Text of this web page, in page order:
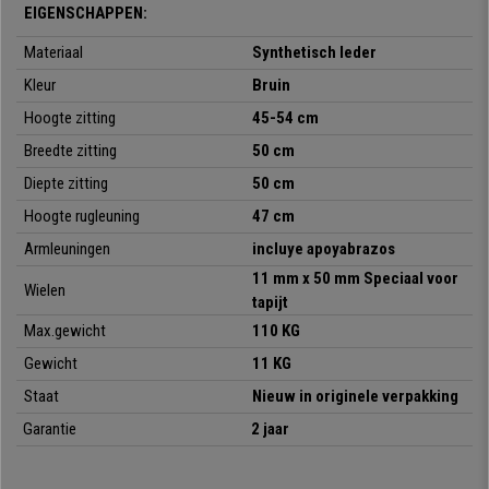
houden en dankzij zijn stevige rugleuning, met zijdelingse verstevigingen.
Hij is bekleed met
hoogwaardig, gemakkelijk schoon te maken
synthetisch leder.
Deze geweldige aanbieding enkel op bureaustoelpro zolang de voorraad
strekt.
•Metalen structuur
• Onderhoudsvriendelijk
• Design metalen armleuningen
•Bekleed met leder
EIGENSCHAPPEN:
Materiaal
Synthetisch leder
Kleur
Bruin
Hoogte zitting
45-54 cm
Breedte zitting
50 cm
Diepte zitting
50 cm
Hoogte rugleuning
47 cm
Armleuningen
incluye apoyabrazos
Wielen
11 mm x 50 mm Speciaal voor
tapijt
Max.gewicht
11 0 KG
Gewicht
11 KG
Staat
Nieuw in originele verpakking
Garantie
2 jaar